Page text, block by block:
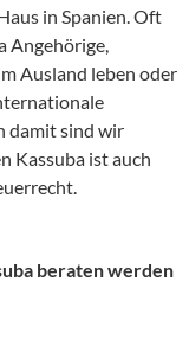
in Spanien. Oft
Angehörige,
Ausland leben oder
damit sind wir
Kassuba ist auch
beraten werden